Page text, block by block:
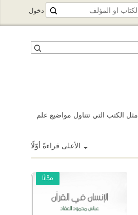
يهتم علم الاجتماع بدراسة السلوك الإنساني وسلوك المجتمعات وأنماط العلاقات الاجتماعية والتفاعل الاجتماعي وثقافة الحياة اليومية. تصفّح واقرأ أبرز كتب علم الاجتماع على أبجد٬ مثل الكتب التي تتناول مواضيع علم
الأعلى قراءةً أوّلًا
مجّانًا
دخول